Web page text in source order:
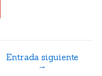
Entrada siguiente
→